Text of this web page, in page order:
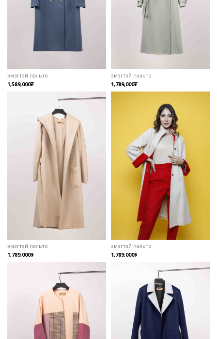
эмэгтэй пальто
1,589,000₮
эмэгтэй пальто
1,789,000₮
эмэгтэй пальто
1,789,000₮
эмэгтэй пальто
1,789,000₮